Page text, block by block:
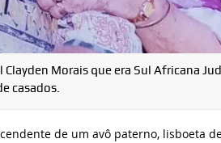
Morais que era Sul Africana
casados.
de um avô paterno, lisboeta